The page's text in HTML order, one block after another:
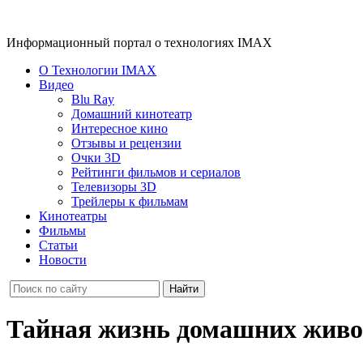
Информационный портал о технологиях IMAX
О Технологии IMAX
Видео
Blu Ray
Домашний кинотеатр
Интересное кино
Отзывы и рецензии
Очки 3D
Рейтинги фильмов и сериалов
Телевизоры 3D
Трейлеры к фильмам
Кинотеатры
Фильмы
Статьи
Новости
Тайная жизнь домашних